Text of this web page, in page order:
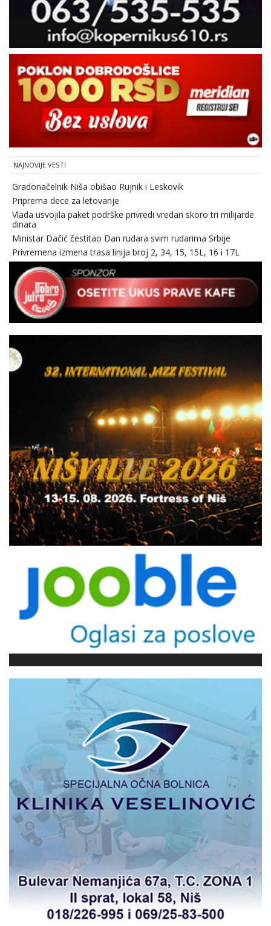
NAJNOVIJE VESTI
Gradonačelnik Niša obišao Rujnik i Leskovik
Priprema dece za letovanje
Vlada usvojila paket podrške privredi vredan skoro tri milijarde
dinara
Ministar Dačić čestitao Dan rudara svim rudarima Srbije
Privremena izmena trasa linija broj 2, 34, 15, 15L, 16 i 17L